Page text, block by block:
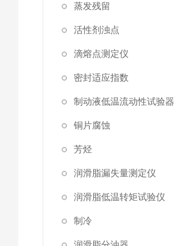
蒸发残留
活性剂浊点
滴熔点测定仪
密封适应指数
制动液低温流动性试验器
铜片腐蚀
芳烃
润滑脂漏失量测定仪
润滑脂低温转矩试验仪
制冷